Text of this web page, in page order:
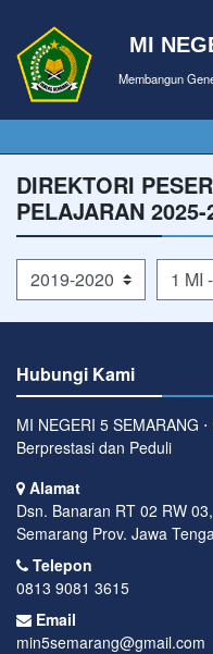
MI
Membangun
DIREKTORI
PELAJARAN 2025-
Tahun Pelajaran Kelas
Hubungi Kami
MI NEGERI 5 SEMARANG
Berprestasi dan Peduli
Alamat
Dsn. Banaran RT 02 RW
Semarang Prov. Jawa
Telepon
0813 9081 3615
Email
min5semarang@gmail.com